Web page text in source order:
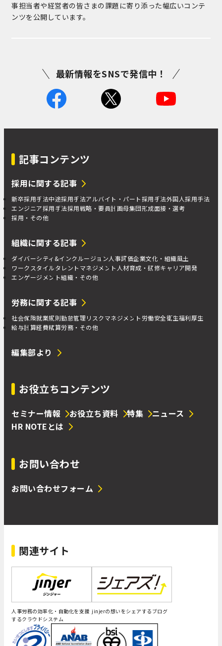
事担当者や経営者の皆さまの課題に寄り添った幅広いコンテ
ンツを公開しています。
最新情報をSNSで発信中！
記事コンテンツ
採用に関する記事
新卒採用手法中途採用手法アルバイト・パート採用手法外国人採用手法
エンジニア採用手法採用戦略・要員計画母集団形成面接・選考
採用・その他
組織に関する記事
ダイバーシティ&インクルージョン人事評価企業文化・組織風土
ワークスタイルタレントマネジメント 人材育成・研修キャリア開発
エンゲージメント組織・その他
労務に関する記事
社会保険就業規則勤怠管理 リスクマネジメント 労働安全衛生福利厚生
給与計算経費精算労務・その他
編集部より
お役立ちコンテンツ
セミナー情報 お役立ち資料 特集
ニュース
HR NOTEとは
お問い合わせ
お問い合わせフォーム
関連サイト
人事労務の効率化・自動化を支援
するクラウドシステム
jinjerの想いをシェアするブログ